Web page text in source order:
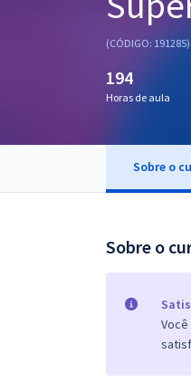
Questões grátis
(CÓDIGO: 191285)
194
Horas de aula
Sobre o
Sobre o